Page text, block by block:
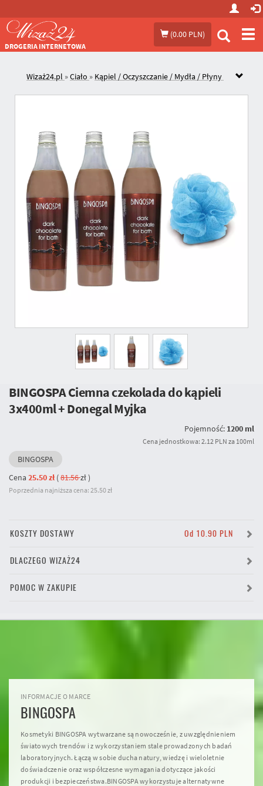
(0.00 PLN)
DROGERIA INTERNETOWA
Wizaż24.pl »Ciało » Kąpiel / Oczyszczanie / Mydła / Płyny
BINGOSPA Ciemna czekolada do kąpieli
3x400ml + Donegal Myjka
Pojemność: 1200 ml
Cena jednostkowa: 2.12 PLN za 100ml
BINGOSPA
Cena 25.50 zł(81.56zł)
Poprzednia najniższa cena: 25.50 zł
KOSZTY DOSTAWY Od 10.90 PLN
DLACZEGO WIZAŻ24
POMOC W ZAKUPIE
INFORMACJE O MARCE
BINGOSPA
Kosmetyki BINGOSPA wytwarzane są nowocześnie, z uwzględnieniem
światowych trendów i z wykorzystaniem stale prowadzonych badań
laboratoryjnych. Łączą w sobie ducha natury, wiedzę i wieloletnie
doświadczenie oraz współczesne wymagania dotyczące jakości
produkcji i bezpieczeństwa.BINGOSPA wykorzystuje alternatywne